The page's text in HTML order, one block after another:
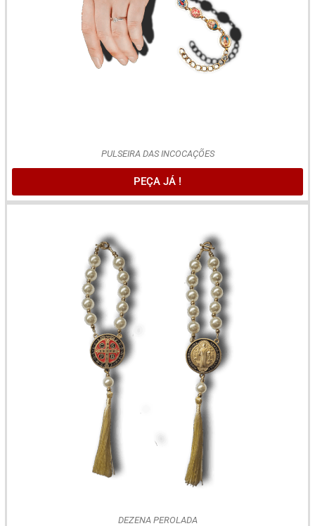
PULSEIRA DAS INCOCAÇÕES
PEÇA JÁ !
DEZENA PEROLADA